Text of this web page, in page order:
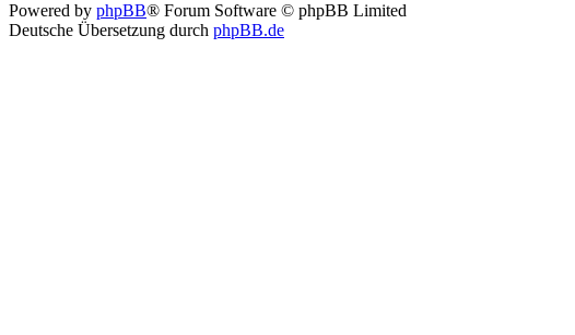
Powered by phpBB® Forum Software © phpBB Limited
Deutsche Übersetzung durch phpBB.de